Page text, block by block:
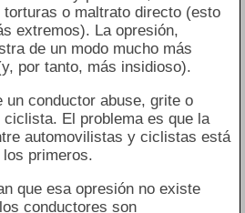
o maltrato directo (esto
extremos). La opresión,
de un modo mucho más
por tanto, más insidioso).
un conductor abuse, grite o
El problema es que la
automovilistas y ciclistas está
primeros.
que esa opresión no existe
conductores son